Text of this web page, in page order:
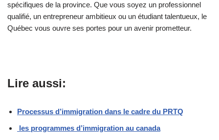
spécifiques de la province. Que vous soyez un professionnel
qualifié, un entrepreneur ambitieux ou un étudiant talentueux, le
Québec vous ouvre ses portes pour un avenir prometteur.
Lire aussi:
Processus d’immigration dans le cadre du PRTQ
les programmes d’immigration au canada